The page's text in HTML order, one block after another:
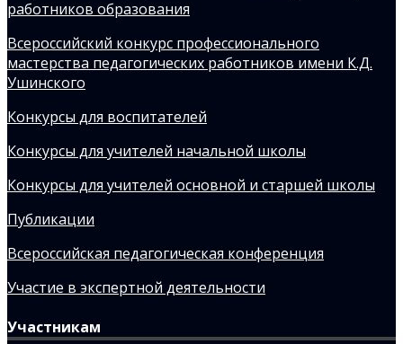
работников образования
Всероссийский конкурс профессионального
мастерства педагогических работников имени К.Д.
Ушинского
Конкурсы для воспитателей
Конкурсы для учителей начальной школы
Конкурсы для учителей основной и старшей школы
Публикации
Всероссийская педагогическая конференция
Участие в экспертной деятельности
Участникам